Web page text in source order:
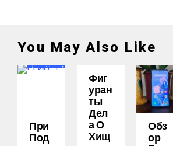
You May Also Like
При
Под
Фиг
Уран
Ты
Дел
А О
Хищ
Обз
Ор